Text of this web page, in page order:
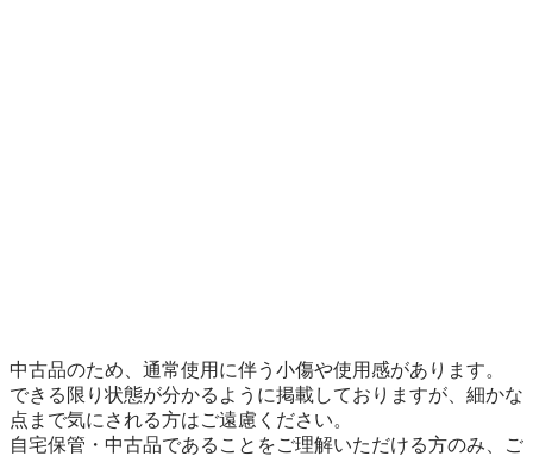
中古品のため、通常使用に伴う小傷や使用感があります。
できる限り状態が分かるように掲載しておりますが、細かな
点まで気にされる方はご遠慮ください。
自宅保管・中古品であることをご理解いただける方のみ、ご